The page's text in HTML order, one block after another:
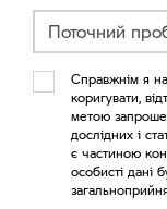
Справжнім я
коригувати,
метою
дослідних і
є частиною
особисті дані